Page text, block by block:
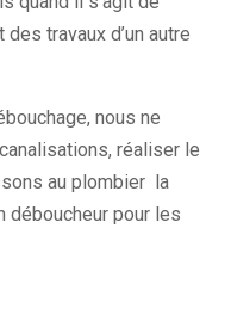
travaux d’un autre
nous ne
réaliser le
au plombier la
déboucheur pour les